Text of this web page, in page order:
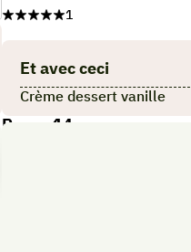
1
Et avec ceci
Crème dessert vanille
Repas 14